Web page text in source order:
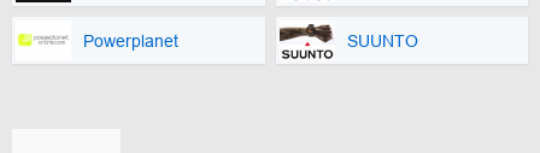
Powerplanet SUUNTO